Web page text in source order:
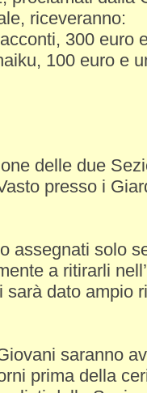
riceveranno:
300 euro
100 euro e
delle due
presso i
assegnati solo
a ritirarli
sarà dato ampio
saranno
prima della